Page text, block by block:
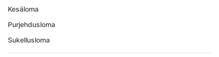
Kesäloma
Purjehdusloma
Sukellusloma